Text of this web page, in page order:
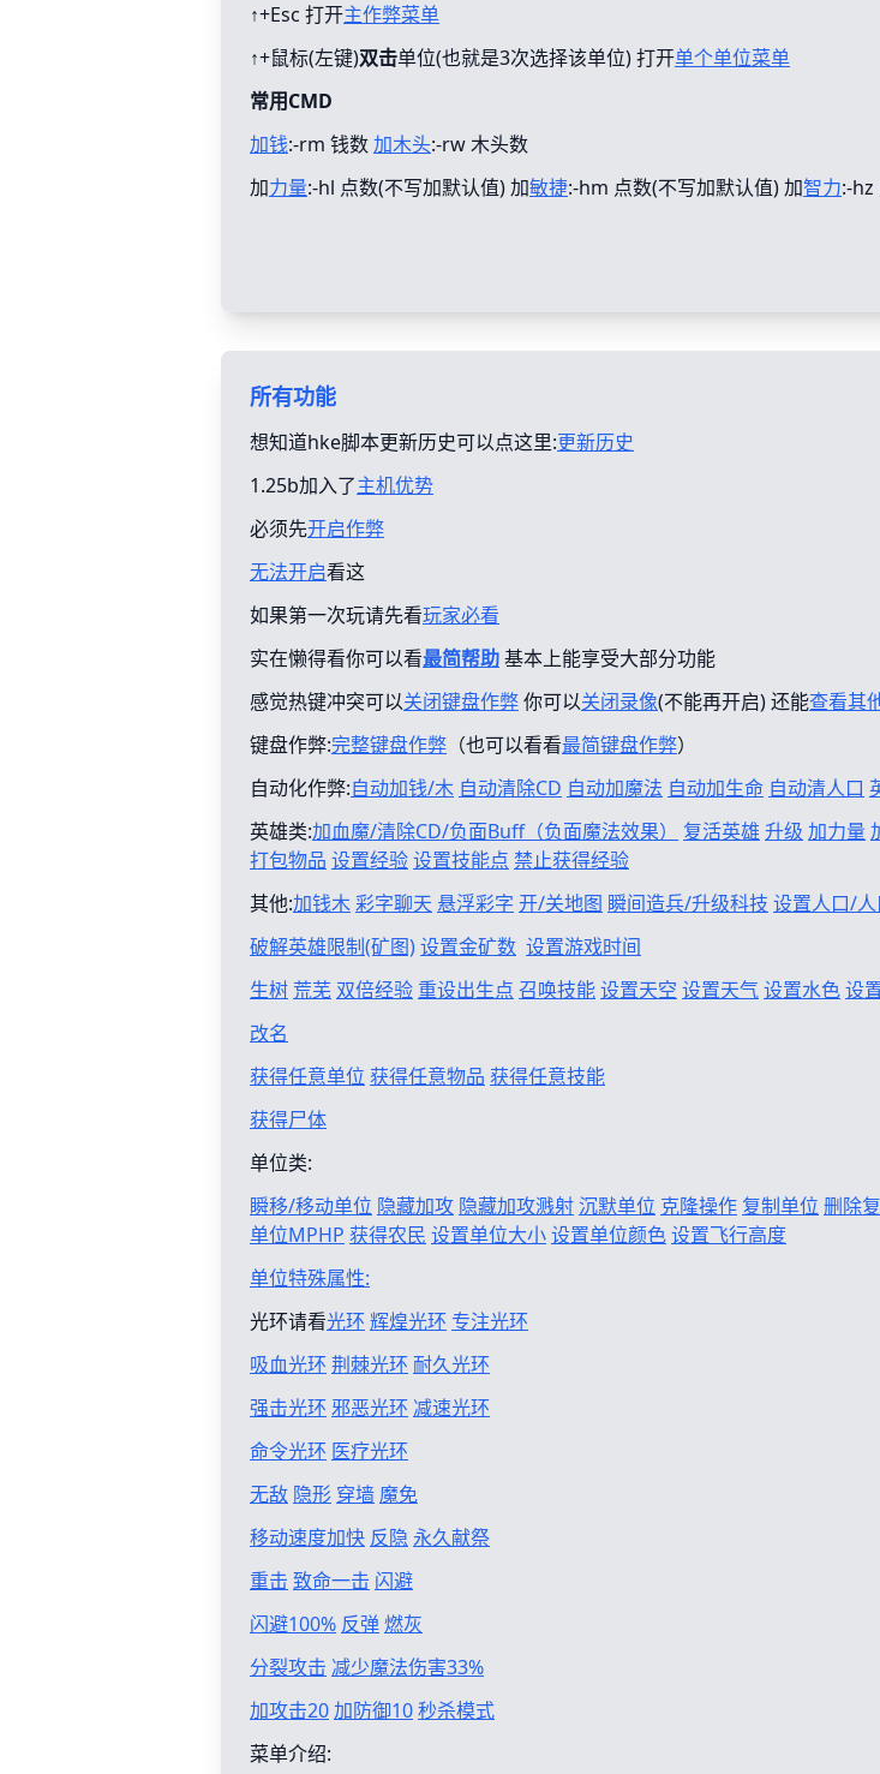
↑+Esc 打开主作弊菜单
↑+鼠标(左键)双击单位(也就是3次选择该单位) 打开单个单位菜单
常用CMD
加钱:-rm 钱数加木头:-rw 木头数
加力量:-hl 点数(不写加默认值) 加敏捷:-hm 点数(不写加默认值) 加智力:-hz
所有功能
想知道hke脚本更新历史可以点这里:更新历史
1.25b加入了主机优势
必须先开启作弊
无法开启看这
如果第一次玩请先看玩家必看
实在懒得看你可以看最简帮助基本上能享受大部分功能
感觉热键冲突可以关闭键盘作弊你可以关闭录像(不能再开启) 还能查看其
键盘作弊:完整键盘作弊 （也可以看看最简键盘作弊）
自动化作弊:自动加钱/木 自动清除CD 自动加魔法 自动加生命 自动清人口
英雄类:加血魔/清除CD/负面Buff（负面魔法效果） 复活英雄 升级 加力量
打包物品 设置经验设置技能点 禁止获得经验
其他:加钱木彩字聊天 悬浮彩字 开/关地图 瞬间造兵/升级科技 设置人口/
破解英雄限制(矿图)设置金矿数 设置游戏时间
生树 荒芜 双倍经验 重设出生点 召唤技能设置天空 设置天气设置水色设
改名
获得任意单位 获得任意物品 获得任意技能
获得尸体
单位类:
瞬移/移动单位 隐藏加攻 隐藏加攻溅射沉默单位 克隆操作 复制单位 删除
单位MPHP 获得农民 设置单位大小设置单位颜色设置飞行高度
单位特殊属性:
光环请看光环 辉煌光环 专注光环
吸血光环 荆棘光环 耐久光环
强击光环 邪恶光环 减速光环
命令光环 医疗光环
无敌 隐形 穿墙 魔免
移动速度加快 反隐 永久献祭
重击 致命一击 闪避
闪避100% 反弹燃灰
分裂攻击 减少魔法伤害33%
加攻击20加防御10秒杀模式
菜单介绍: